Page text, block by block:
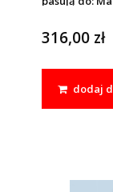
316,00 zł
dodaj